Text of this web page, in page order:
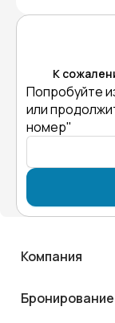
К
Попробуйте
или
номер"
Компания